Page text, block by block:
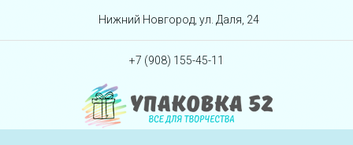
Перейти вниз
Нижний Новгород, ул. Даля, 24
+7 (908) 155-45-11